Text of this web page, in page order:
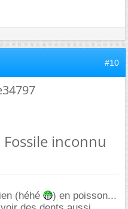
#10
inconnu
(héhé
) en poisson...